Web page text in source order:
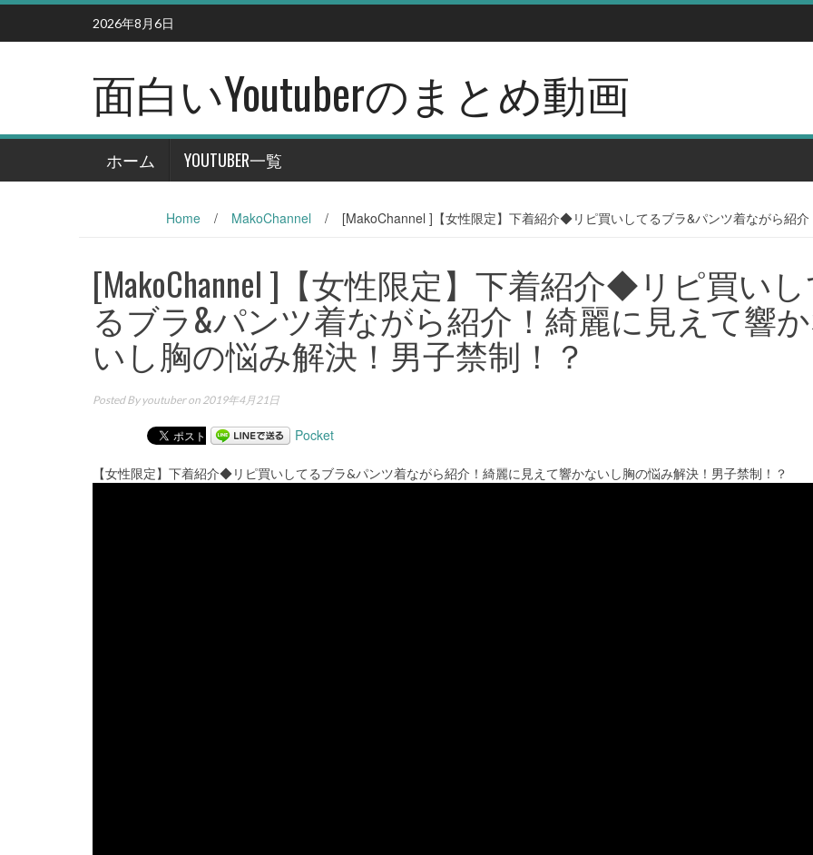
Skip
content
2026年8月6日
面白いYoutuberのまとめ動画
ホーム YOUTUBER一覧
Home / MakoChannel / [MakoChannel ]【女性限定】下着紹介◆リピ買いしてるブラ&パンツ着ながら紹
[MakoChannel ]【女性限定】下着紹介◆リピ買いし
るブラ&パンツ着ながら紹介！綺麗に見えて響
いし胸の悩み解決！男子禁制！？
Posted By youtuberon 2019年4月21日
Pocket
【女性限定】下着紹介◆リピ買いしてるブラ&パンツ着ながら紹介！綺麗に見えて響かないし胸の悩み解決！男子禁制！？